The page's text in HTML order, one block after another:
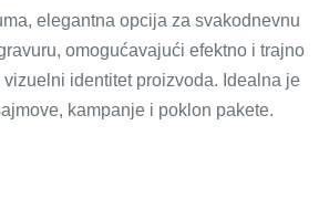
elegantna opcija za svakodnevnu
omogućavajući efektno i trajno
identitet proizvoda. Idealna je
kampanje i poklon pakete.